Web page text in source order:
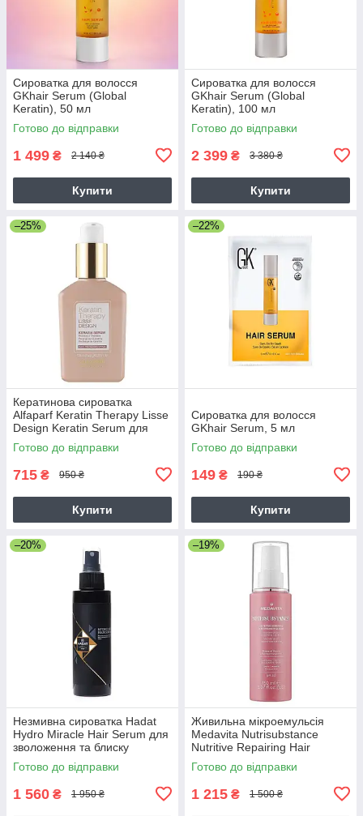
Сироватка для волосся
GKhair Serum (Global
Keratin), 50 мл
Готово до відправки
1 499 ₴ 2 140 ₴
Купити
Сироватка для волосся
GKhair Serum (Global
Keratin), 100 мл
Готово до відправки
2 399 ₴ 3 380 ₴
Купити
–25%
Кератинова сироватка
Alfaparf Keratin Therapy Lisse
Design Keratin Serum для
блиску та шовковистості
волосся 125 мл
Готово до відправки
715 ₴ 950 ₴
Купити
–22%
Сироватка для волосся
GKhair Serum, 5 мл
Готово до відправки
149 ₴ 190 ₴
Купити
–20%
Незмивна сироватка Hadat
Hydro Miracle Hair Serum для
зволоження та блиску
волосся, 110 мл
Готово до відправки
1 560 ₴ 1 950 ₴
–19%
Живильна мікроемульсія
Medavita Nutrisubstance
Nutritive Repairing Hair
Microemulsion для
відновлення сухого волосся,
Готово до відправки
1 215 ₴ 1 500 ₴